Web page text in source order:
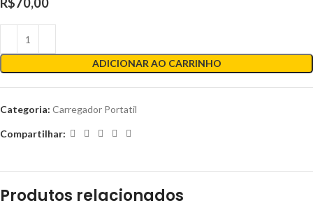
ADICIONAR AO CARRINHO
Categoria: Carregador Portatil
Compartilhar:
Produtos relacionados